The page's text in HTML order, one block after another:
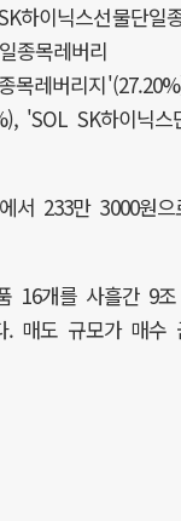
하이닉스선물단일
종목레버리
목레버리지
'SOL SK하이닉스
서 233만 3000원으
16개를 사흘간 9조
. 매도 규모가 매수